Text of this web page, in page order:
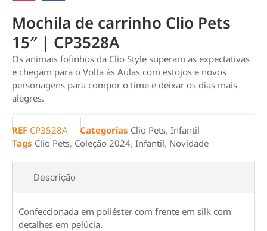
Mochila de carrinho Clio Pets
15″ | CP3528A
Os animais fofinhos da Clio Style superam as expectativas
e chegam para o Volta às Aulas com estojos e novos
personagens para compor o time e deixar os dias mais
alegres.
REF CP3528A Categorias Clio Pets, Infantil
Tags Clio Pets, Coleção 2024, Infantil, Novidade
Descrição
Confeccionada em poliéster com frente em silk com
detalhes em pelúcia.